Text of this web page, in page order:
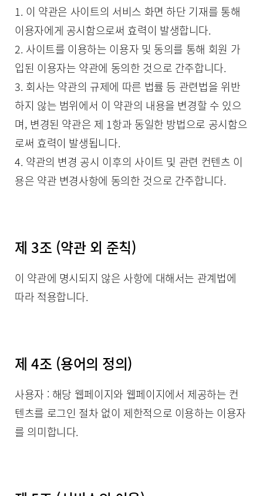
1. 이 약관은 사이트의 서비스 화면 하단 기재를 통해
이용자에게 공시함으로써 효력이 발생합니다.
2. 사이트를 이용하는 이용자 및 동의를 통해 회원 가
입된 이용자는 약관에 동의한 것으로 간주합니다.
3. 회사는 약관의 규제에 따른 법률 등 관련법을 위반
하지 않는 범위에서 이 약관의 내용을 변경할 수 있으
며, 변경된 약관은 제 1항과 동일한 방법으로 공시함으
로써 효력이 발생됩니다.
4. 약관의 변경 공시 이후의 사이트 및 관련 컨텐츠 이
용은 약관 변경사항에 동의한 것으로 간주합니다.
제 3조 (약관 외 준칙)
이 약관에 명시되지 않은 사항에 대해서는 관계법에
따라 적용합니다.
제 4조 (용어의 정의)
사용자 : 해당 웹페이지와 웹페이지에서 제공하는 컨
텐츠를 로그인 절차 없이 제한적으로 이용하는 이용자
를 의미합니다.